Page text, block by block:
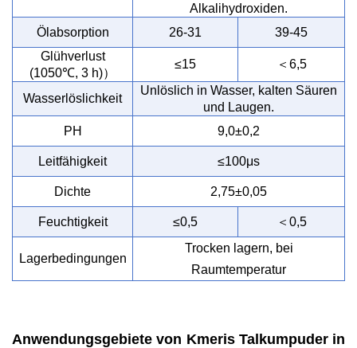
Alkalihydroxiden.
Ölabsorption
26-31
39-45
Glühverlust
(1050℃, 3 h)）
≤15 ＜ 6,5
Wasserlöslichkeit
Unlöslich in Wasser, kalten Säuren
und Laugen.
PH
9,0±0,2
Leitfähigkeit ≤100μs
Dichte 2,75±0,05
Feuchtigkeit ≤0,5 ＜ 0,5
Lagerbedingungen
Trocken lagern, bei
Raumtemperatur
Anwendungsgebiete von Kmeris Talkumpuder in